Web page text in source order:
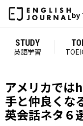
by
STUDY
英語学習
アメリカでは
手と仲良くな
英会話ネタ６